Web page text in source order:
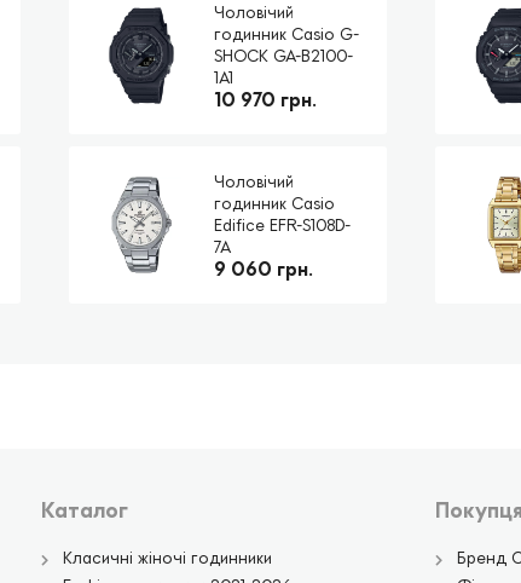
Чоловічий
годинник Casio G-
SHOCK GA-B2100-
1A1
10 970 грн.
Чоловічий
годинник Casio
Edifice EFR-S108D-
7A
9 060 грн.
Каталог
Класичні жіночі годинники
Бренд